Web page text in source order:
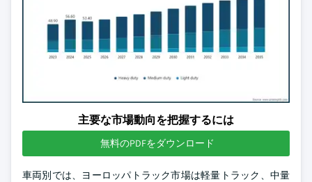
主要な市場動向を把握するには
無料のPDFをダウンロード
車両別では、ヨーロッパトラック市場は軽量トラック、中量